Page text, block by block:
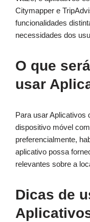
Citymapper e
funcionalidades
necessidades dos
O que
usar
Para usar Aplicativos
dispositivo móvel
preferencialmente,
aplicativo possa
relevantes sobre a
Dicas de